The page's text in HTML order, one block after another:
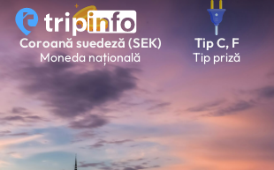
Coroană suedeză (SEK)
Moneda națională
Tip C, F
Tip priză